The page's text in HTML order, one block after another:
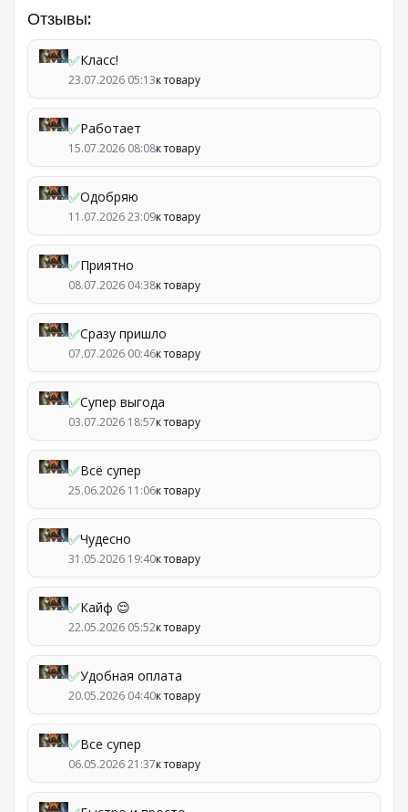
Отзывы:
✅Класс!
23.07.2026 05:13к товару
✅Работает
15.07.2026 08:08к товару
✅Одобряю
11.07.2026 23:09к товару
✅Приятно
08.07.2026 04:38к товару
✅Сразу пришло
07.07.2026 00:46к товару
✅Супер выгода
03.07.2026 18:57к товару
✅Всё супер
25.06.2026 11:06к товару
✅Чудесно
31.05.2026 19:40к товару
✅Кайф 😌
22.05.2026 05:52к товару
✅Удобная оплата
20.05.2026 04:40к товару
✅Все супер
06.05.2026 21:37к товару